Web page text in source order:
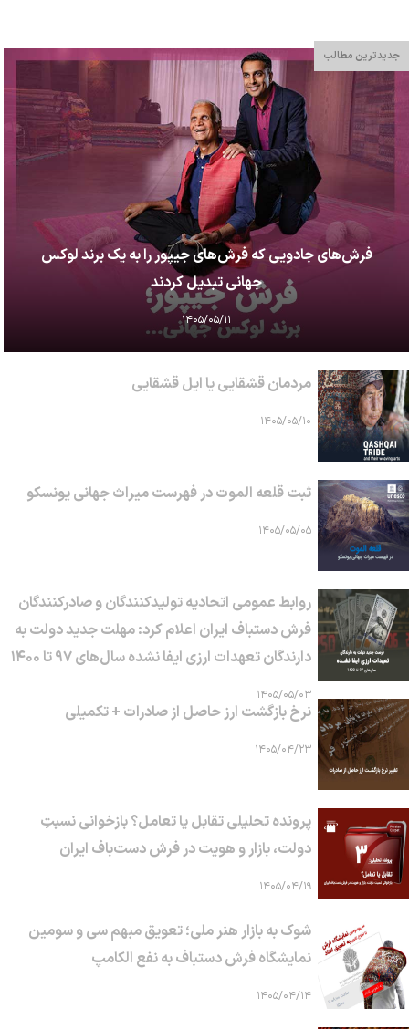
جدیدترین مطالب
فرش‌های جادویی که فرش‌های جیپور را به یک برند لوکس
جهانی تبدیل کردند
۱۴۰۵/۰۵/۱۱
مردمان قشقایی یا ایل قشقایی
۱۴۰۵/۰۵/۱۰
ثبت قلعه الموت در فهرست میراث جهانی یونسکو
۱۴۰۵/۰۵/۰۵
روابط عمومی اتحادیه تولیدکنندگان و صادرکنندگان
فرش دستباف ایران اعلام کرد: مهلت جدید دولت به
دارندگان تعهدات ارزی ایفا نشده سال‌های ۹۷ تا ۱۴۰۰
۱۴۰۵/۰۵/۰۳
نرخ بازگشت ارز حاصل از صادرات + تکمیلی
۱۴۰۵/۰۴/۲۳
پرونده تحلیلی تقابل یا تعامل؟ بازخوانی نسبتِ
دولت، بازار و هویت در فرش دست‌باف ایران
۱۴۰۵/۰۴/۱۹
شوک به بازار هنر ملی؛ تعویق مبهم سی و سومین
نمایشگاه فرش دستباف به نفع الکامپ
۱۴۰۵/۰۴/۱۴